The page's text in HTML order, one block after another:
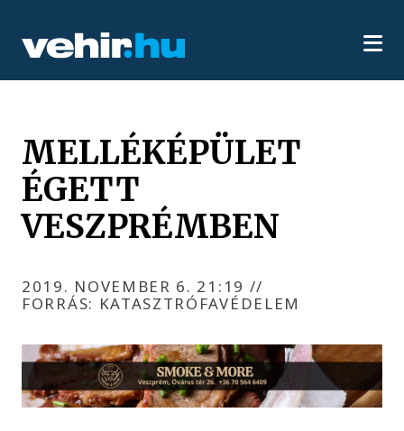
MELLÉKÉPÜLET
ÉGETT
VESZPRÉMBEN
2019. NOVEMBER 6. 21:19 //
FORRÁS: KATASZTRÓFAVÉDELEM